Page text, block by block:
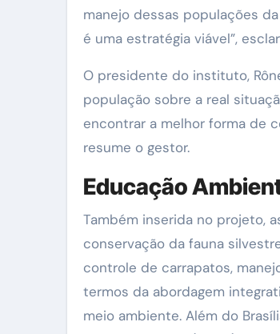
manejo dessas populações
é uma estratégia viável”,
O presidente do instituto,
população sobre a real
encontrar a melhor forma de
resume o gestor.
Educação
Também inserida no projeto,
conservação da fauna
controle de carrapatos,
termos da abordagem
meio ambiente. Além do